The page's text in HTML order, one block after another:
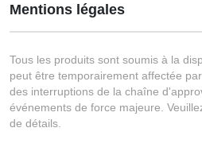
Mentions légales
Tous les produits sont soumis à la
peut être temporairement affectée
des interruptions de la chaîne
événements de force majeure.
de détails.